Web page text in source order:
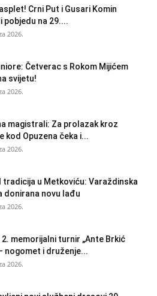
Crni Put i Gusari Komin
pobjedu na 29....
2026.
Četverac s Rokom Mijićem
svijetu!
2026.
magistrali: Za prolazak kroz
kod Opuzena čeka i...
2026.
tradicija u Metkoviću: Varaždinska
donirana novu lađu
2026.
memorijalni turnir „Ante Brkić
nogomet i druženje...
2026.